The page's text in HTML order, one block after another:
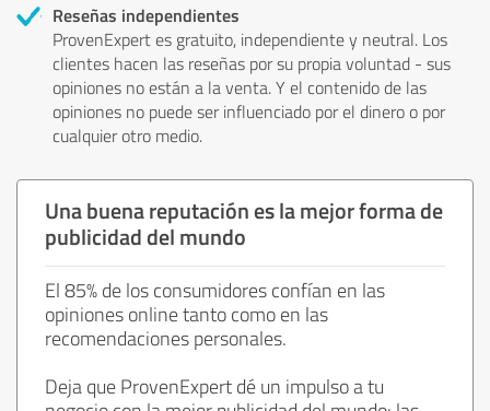
Reseñas independientes
ProvenExpert es gratuito, independiente y neutral. Los
clientes hacen las reseñas por su propia voluntad - sus
opiniones no están a la venta. Y el contenido de las
opiniones no puede ser influenciado por el dinero o por
cualquier otro medio.
Una buena reputación es la mejor forma de
publicidad del mundo
El 85% de los consumidores confían en las
opiniones online tanto como en las
recomendaciones personales.
Deja que ProvenExpert dé un impulso a tu